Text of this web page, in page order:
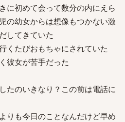
に初めて会って数分の内にえら
の幼女からは想像もつかない激
してきていた
くたびおもちゃにされていた
彼女が苦手だった
たのいきなり？この前は電話に
りも今日のことなんだけど早め